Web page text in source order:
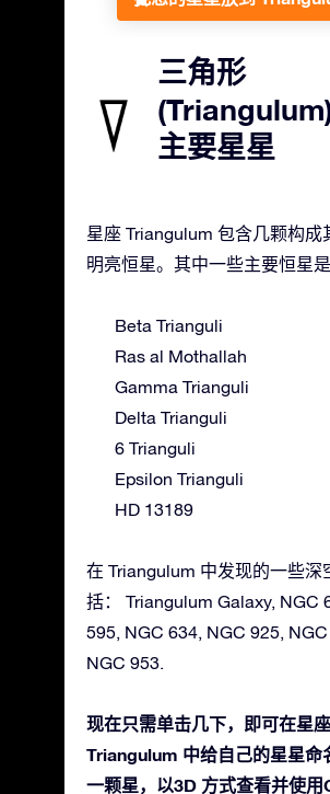
三角形
主要星星
星座 Triangulum 包含几颗构成
明亮恒星。其中一些主要恒星是
Beta Trianguli
Ras al Mothallah
Gamma Trianguli
Delta Trianguli
6 Trianguli
Epsilon Trianguli
HD 13189
在 Triangulum 中发现的一些深
括： Triangulum Galaxy, NGC
595, NGC 634, NGC 925,
NGC 953.
现在只需单击几下，即可在星座
Triangulum 中给自己的星星命
一颗星，以3D 方式查看并使用